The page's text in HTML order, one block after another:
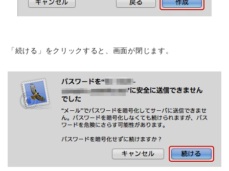
「続ける」をクリックすると、画面が閉じます。